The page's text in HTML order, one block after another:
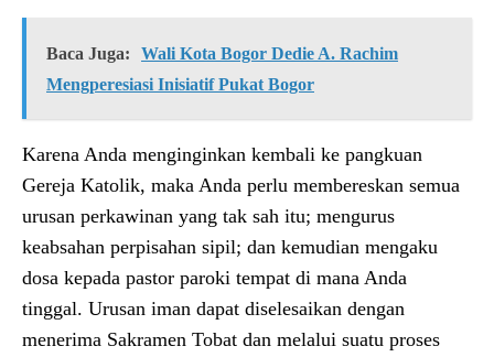
Baca Juga:
Wali Kota Bogor Dedie A. Rachim
Mengperesiasi Inisiatif Pukat Bogor
Karena Anda menginginkan kembali ke pangkuan
Gereja Katolik, maka Anda perlu membereskan semua
urusan perkawinan yang tak sah itu; mengurus
keabsahan perpisahan sipil; dan kemudian mengaku
dosa kepada pastor paroki tempat di mana Anda
tinggal. Urusan iman dapat diselesaikan dengan
menerima Sakramen Tobat dan melalui suatu proses